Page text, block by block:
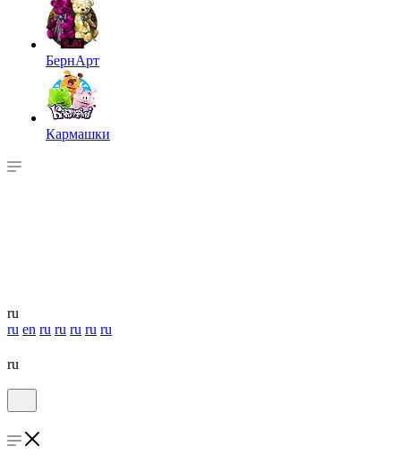
БернАрт
Кармашки
ru
ru en ru ru ru ru ru
ru